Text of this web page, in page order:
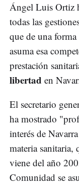
Ángel Luis Ortiz
todas las
que de una
asuma esa
prestación
libertad en
El secretario
ha mostrado
interés de
materia sanitaria,
viene del año
Comunidad se